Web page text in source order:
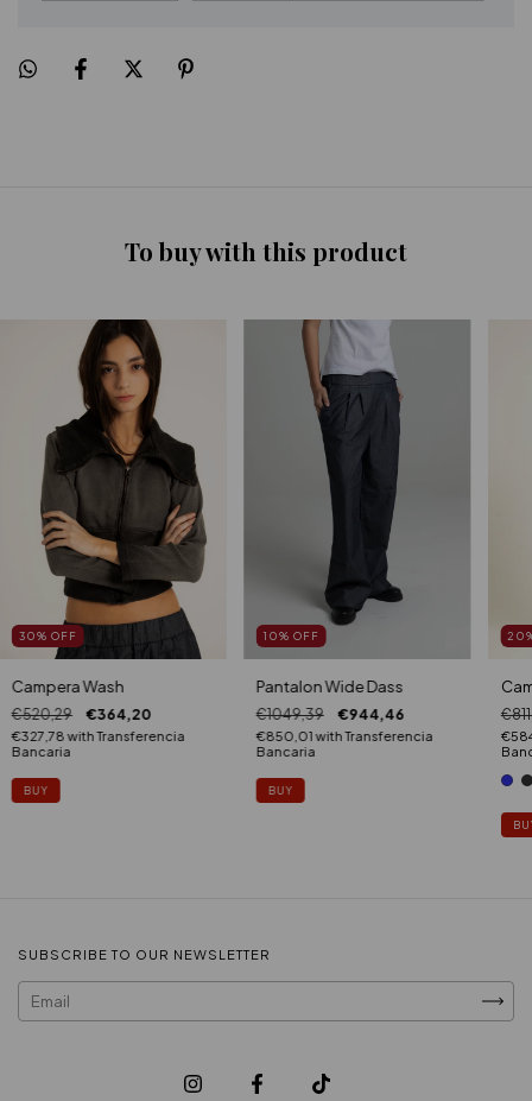
To buy with this product
30% OFF
Campera Wash
€520,29 €364,20
€327,78with Transferencia
Bancaria
BUY
10% OFF
Pantalon Wide Dass
€1049,39 €944,46
€850,01with Transferencia
Bancaria
BUY
20
SUBSCRIBE TO OUR NEWSLETTER